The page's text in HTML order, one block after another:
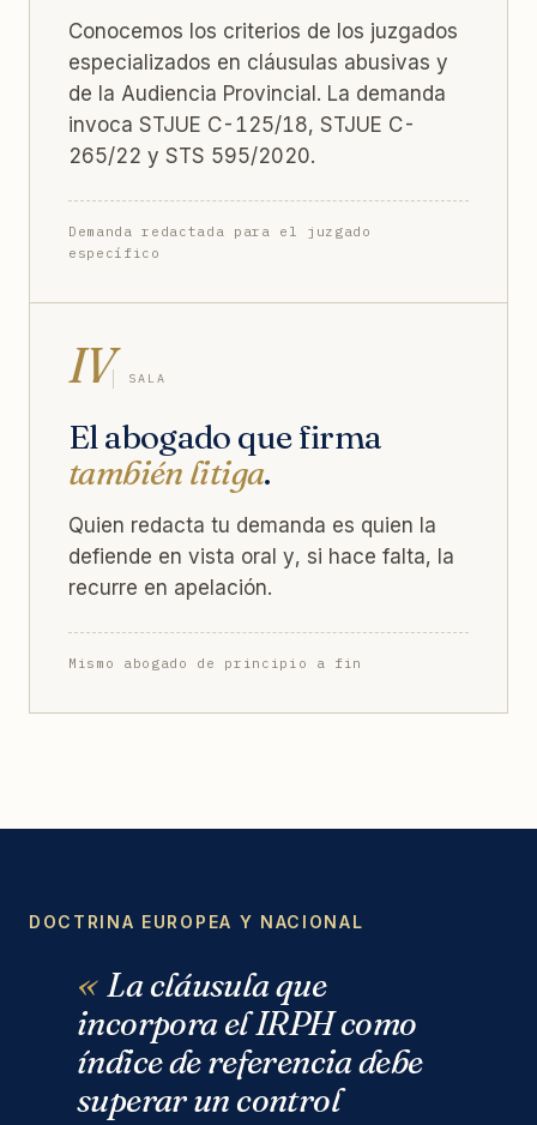
Conocemos los criterios de los juzgados
especializados en cláusulas abusivas y
de la Audiencia Provincial. La demanda
invoca STJUE C-125/18, STJUE C-
265/22 y STS 595/2020.
Demanda redactada para el juzgado
específico
IV SALA
El abogado que firma
también litiga.
Quien redacta tu demanda es quien la
defiende en vista oral y, si hace falta, la
recurre en apelación.
Mismo abogado de principio a fin
DOCTRINA EUROPEA Y NACIONAL
La cláusula que
incorpora el IRPH como
índice de referencia debe
superar un control